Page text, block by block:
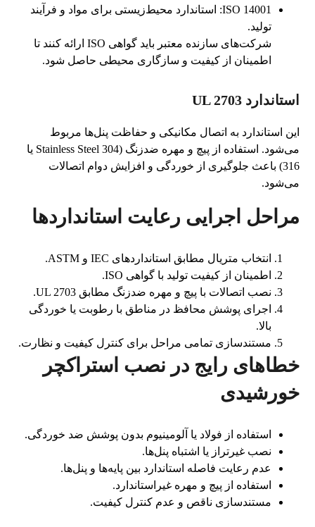
ISO 14001: استاندارد محیط‌زیستی برای مواد و فرآیند
تولید.
شرکت‌های سازنده معتبر باید گواهی ISO ارائه کنند تا
اطمینان از کیفیت و سازگاری محیطی حاصل شود.
استاندارد UL 2703
این استاندارد به اتصال مکانیکی و حفاظت پنل‌ها مربوط
می‌شود. استفاده از پیچ و مهره ضدزنگ (Stainless Steel 304 یا
316) باعث جلوگیری از خوردگی و افزایش دوام اتصالات
می‌شود.
مراحل اجرایی رعایت استانداردها
انتخاب متریال مطابق استانداردهای IEC و ASTM.
اطمینان از کیفیت تولید با گواهی ISO.
نصب اتصالات با پیچ و مهره ضدزنگ مطابق UL 2703.
اجرای پوشش محافظ در مناطق با رطوبت یا خوردگی
بالا.
مستندسازی تمامی مراحل برای کنترل کیفیت و نظارت.
خطاهای رایج در نصب استراکچر
خورشیدی
استفاده از فولاد یا آلومینیوم بدون پوشش ضد خوردگی.
نصب غیرتراز یا اشتباه پنل‌ها.
عدم رعایت فاصله استاندارد بین پایه‌ها و پنل‌ها.
استفاده از پیچ و مهره غیراستاندارد.
مستندسازی ناقص و عدم کنترل کیفیت.